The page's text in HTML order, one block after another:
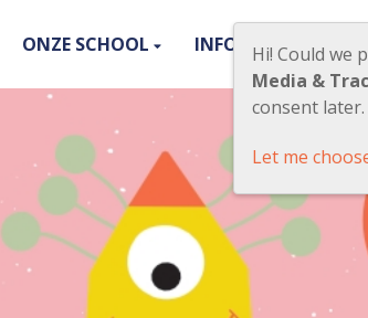
ONZE SCHOOL INFORMATIEHi! Could we
Media &
consent later.
Let me